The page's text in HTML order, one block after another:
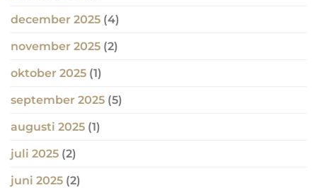
december 2025 (4)
november 2025 (2)
oktober 2025 (1)
september 2025 (5)
augusti 2025 (1)
juli 2025 (2)
juni 2025 (2)